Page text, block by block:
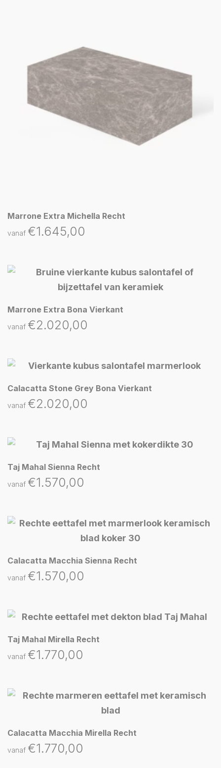
Marrone Extra Michella Recht
vanaf €1.645,00
Marrone Extra Bona Vierkant
vanaf €2.020,00
Calacatta Stone Grey Bona Vierkant
vanaf €2.020,00
Taj Mahal Sienna Recht
vanaf €1.570,00
Calacatta Macchia Sienna Recht
vanaf €1.570,00
Taj Mahal Mirella Recht
vanaf €1.770,00
Calacatta Macchia Mirella Recht
vanaf €1.770,00